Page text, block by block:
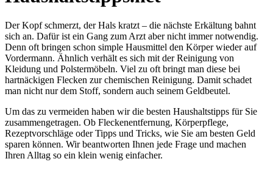
Der Kopf schmerzt, der Hals kratzt – die nächste Erkältung bahnt
sich an. Dafür ist ein Gang zum Arzt aber nicht immer notwendig.
Denn oft bringen schon simple Hausmittel den Körper wieder auf
Vordermann. Ähnlich verhält es sich mit der Reinigung von
Kleidung und Polstermöbeln. Viel zu oft bringt man diese bei
hartnäckigen Flecken zur chemischen Reinigung. Damit schadet
man nicht nur dem Stoff, sondern auch seinem Geldbeutel.
Um das zu vermeiden haben wir die besten Haushaltstipps für Sie
zusammengetragen. Ob Fleckenentfernung, Körperpflege,
Rezeptvorschläge oder Tipps und Tricks, wie Sie am besten Geld
sparen können. Wir beantworten Ihnen jede Frage und machen
Ihren Alltag so ein klein wenig einfacher.